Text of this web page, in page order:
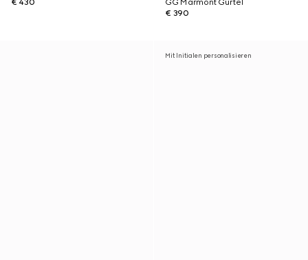
€ 430
GG Marmont Gürtel
€ 390
Mit Initialen personalisieren